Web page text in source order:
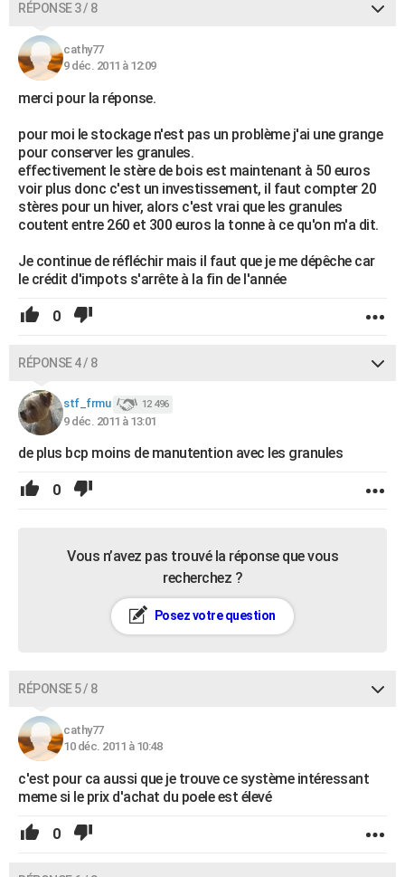
RÉPONSE 3 / 8
cathy77
9 déc. 2011 à 12:09
merci pour la réponse.
pour moi le stockage n'est pas un problème j'ai une grange
pour conserver les granules.
effectivement le stère de bois est maintenant à 50 euros
voir plus donc c'est un investissement, il faut compter 20
stères pour un hiver, alors c'est vrai que les granules
coutent entre 260 et 300 euros la tonne à ce qu'on m'a dit.
Je continue de réfléchir mais il faut que je me dépêche car
le crédit d'impots s'arrête à la fin de l'année
0
RÉPONSE 4 / 8
stf_frmu 12 496
9 déc. 2011 à 13:01
de plus bcp moins de manutention avec les granules
0
Vous n’avez pas trouvé la réponse que vous
recherchez ?
Posez votre question
RÉPONSE 5 / 8
cathy77
10 déc. 2011 à 10:48
c'est pour ca aussi que je trouve ce système intéressant
meme si le prix d'achat du poele est élevé
0